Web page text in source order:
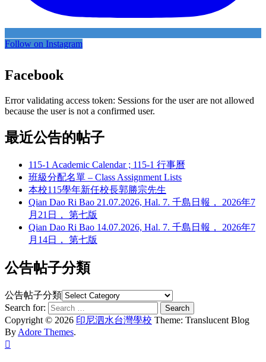
Follow on Instagram
Facebook
Error validating access token: Sessions for the user are not allowed
because the user is not a confirmed user.
最近公告的帖子
115-1 Academic Calendar ; 115-1 行事曆
班級分配名單 – Class Assignment Lists
本校115學年新任校長郭勝宗先生
Qian Dao Ri Bao 21.07.2026, Hal. 7. 千島日報， 2026年7
月21日， 第七版
Qian Dao Ri Bao 14.07.2026, Hal. 7. 千島日報， 2026年7
月14日， 第七版
公告帖子分類
公告帖子分類
Search for:
Copyright © 2026 印尼泗水台灣學校 Theme: Translucent Blog
By Adore Themes.